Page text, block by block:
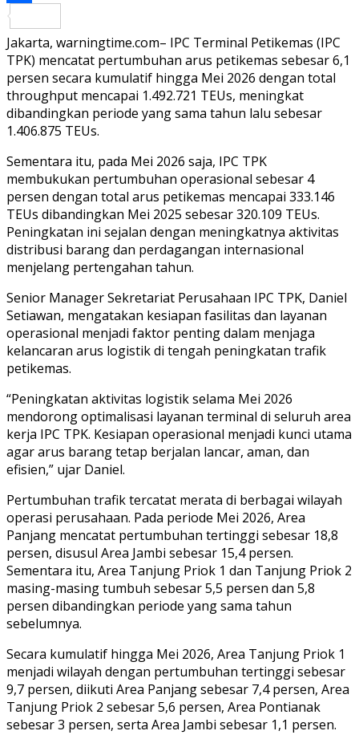
Jakarta, warningtime.com– IPC Terminal Petikemas (IPC
TPK) mencatat pertumbuhan arus petikemas sebesar 6,1
persen secara kumulatif hingga Mei 2026 dengan total
throughput mencapai 1.492.721 TEUs, meningkat
dibandingkan periode yang sama tahun lalu sebesar
1.406.875 TEUs.
Sementara itu, pada Mei 2026 saja, IPC TPK
membukukan pertumbuhan operasional sebesar 4
persen dengan total arus petikemas mencapai 333.146
TEUs dibandingkan Mei 2025 sebesar 320.109 TEUs.
Peningkatan ini sejalan dengan meningkatnya aktivitas
distribusi barang dan perdagangan internasional
menjelang pertengahan tahun.
Senior Manager Sekretariat Perusahaan IPC TPK, Daniel
Setiawan, mengatakan kesiapan fasilitas dan layanan
operasional menjadi faktor penting dalam menjaga
kelancaran arus logistik di tengah peningkatan trafik
petikemas.
“Peningkatan aktivitas logistik selama Mei 2026
mendorong optimalisasi layanan terminal di seluruh area
kerja IPC TPK. Kesiapan operasional menjadi kunci utama
agar arus barang tetap berjalan lancar, aman, dan
efisien,” ujar Daniel.
Pertumbuhan trafik tercatat merata di berbagai wilayah
operasi perusahaan. Pada periode Mei 2026, Area
Panjang mencatat pertumbuhan tertinggi sebesar 18,8
persen, disusul Area Jambi sebesar 15,4 persen.
Sementara itu, Area Tanjung Priok 1 dan Tanjung Priok 2
masing-masing tumbuh sebesar 5,5 persen dan 5,8
persen dibandingkan periode yang sama tahun
sebelumnya.
Secara kumulatif hingga Mei 2026, Area Tanjung Priok 1
menjadi wilayah dengan pertumbuhan tertinggi sebesar
9,7 persen, diikuti Area Panjang sebesar 7,4 persen, Area
Tanjung Priok 2 sebesar 5,6 persen, Area Pontianak
sebesar 3 persen, serta Area Jambi sebesar 1,1 persen.